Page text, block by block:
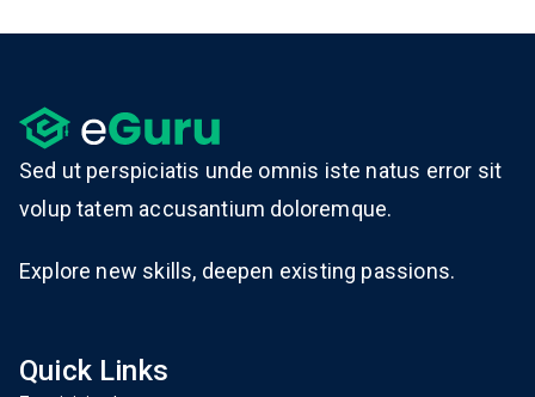
Sed ut perspiciatis unde omnis iste natus error sit
volup tatem accusantium doloremque.
Explore new skills, deepen existing passions.
Quick Links